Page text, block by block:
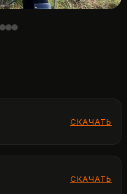
СКАЧАТЬ
СКАЧАТЬ